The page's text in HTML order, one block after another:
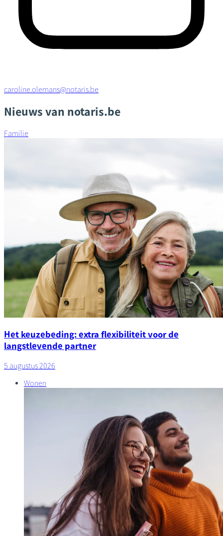
caroline.olemans@notaris.be
Nieuws van notaris.be
Familie
Het keuzebeding: extra flexibiliteit voor de
langstlevende partner
5 augustus 2026
Wonen